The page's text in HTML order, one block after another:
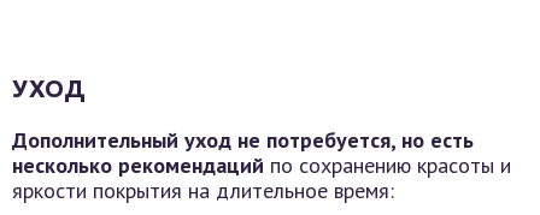
УХОД
Дополнительный уход не потребуется, но есть
несколько рекомендаций по сохранению красоты и
яркости покрытия на длительное время: